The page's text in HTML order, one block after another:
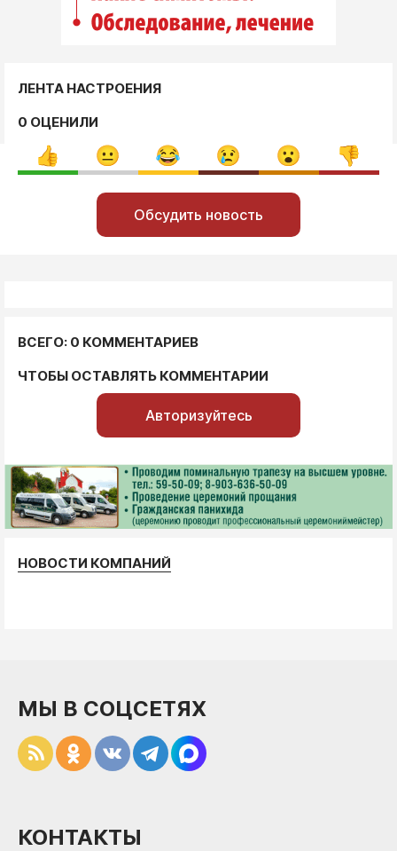
ЛЕНТА НАСТРОЕНИЯ
0 ОЦЕНИЛИ
Обсудить новость
ВСЕГО: 0 КОММЕНТАРИЕВ
ЧТОБЫ ОСТАВЛЯТЬ КОММЕНТАРИИ
Авторизуйтесь
НОВОСТИ КОМПАНИЙ
МЫ В СОЦСЕТЯХ
КОНТАКТЫ